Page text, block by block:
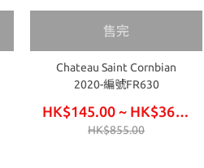
售完
Chateau Saint Cornbian
2020-編號FR630
HK$145.00 ~ HK$360.00
HK$855.00